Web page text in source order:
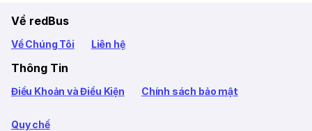
Về redBus
Về Chúng Tôi Liên hệ
Thông Tin
Điều Khoản và Điều Kiện Chính sách bảo mật
Quy chế